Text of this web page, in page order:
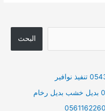
البحث